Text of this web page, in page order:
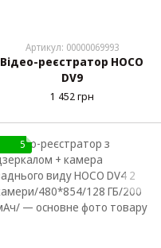
Артикул: 00000069993
Відео-реєстратор HOCO
DV9
1 452 грн
5